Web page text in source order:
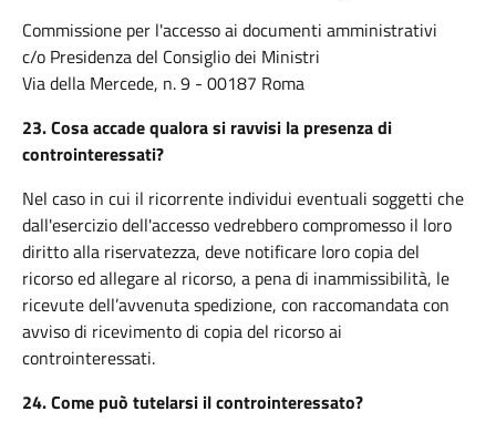
Commissione per l'accesso ai documenti amministrativi
c/o Presidenza del Consiglio dei Ministri
Via della Mercede, n. 9 - 00187 Roma
23.Cosa accade qualora si ravvisi la presenza di
controinteressati?
Nel caso in cui il ricorrente individui eventuali soggetti che
dall'esercizio dell'accesso vedrebbero compromesso il loro
diritto alla riservatezza, deve notificare loro copia del
ricorso ed allegare al ricorso, a pena di inammissibilità, le
ricevute dell’avvenuta spedizione, con raccomandata con
avviso di ricevimento di copia del ricorso ai
controinteressati.
24.Come può tutelarsi il controinteressato?